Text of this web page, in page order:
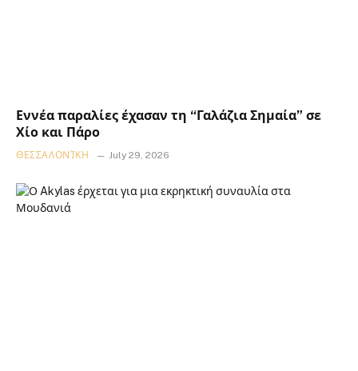
Εννέα παραλίες έχασαν τη “Γαλάζια Σημαία” σε
Χίο και Πάρο
ΘΕΣΣΑΛΟΝΊΚΗ July 29, 2026